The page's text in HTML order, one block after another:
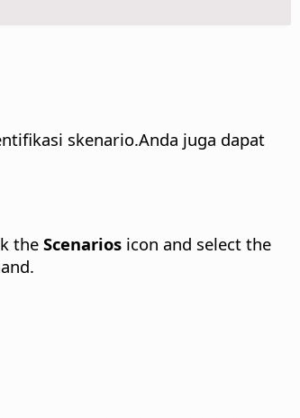
skenario.Anda juga dapat
theScenarios icon and select the